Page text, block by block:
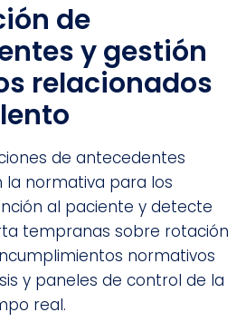
de
y gestión
relacionados
de antecedentes
normativa para los
al paciente y detecte
tempranas sobre rotación
normativos
y paneles de control de la
real.